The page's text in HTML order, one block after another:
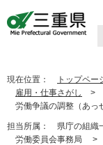
現在位置： トップペー
雇用・仕事さがし
>
労働争議の調整（あっ
担当所属： 県庁の組
労働委員会事務局 >